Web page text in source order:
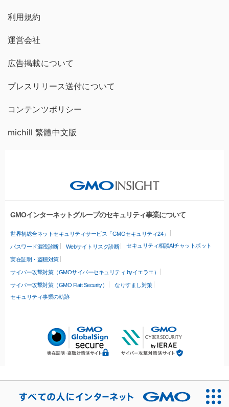
利用規約
運営会社
広告掲載について
プレスリリース送付について
コンテンツポリシー
michill 繁體中文版
GMOインターネットグループのセキュリティ事業について
世界初総合ネットセキュリティサービス「GMOセキュリティ24」
パスワード漏洩診断 Webサイトリスク診断 セキュリティ相談AIチャットボット
実在証明・盗聴対策
サイバー攻撃対策（GMOサイバーセキュリティ byイエラエ）
サイバー攻撃対策（GMO Flatt Security）
なりすまし対策
セキュリティ事業の軌跡